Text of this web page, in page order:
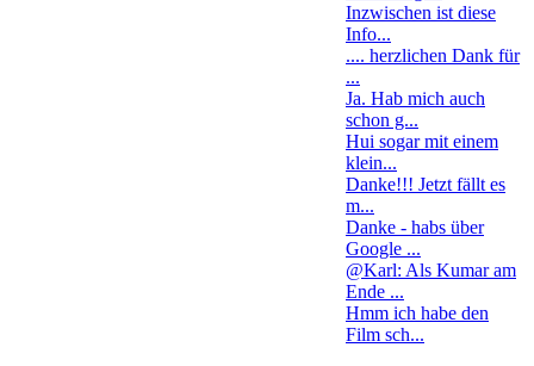
Inzwischen ist diese
Info...
.... herzlichen Dank für
...
Ja. Hab mich auch
schon g...
Hui sogar mit einem
klein...
Danke!!! Jetzt fällt es
m...
Danke - habs über
Google ...
@Karl: Als Kumar am
Ende ...
Hmm ich habe den
Film sch...